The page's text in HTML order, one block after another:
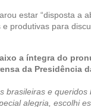
estar “disposta a
e produtivas para
a íntegra do
da Presidência
brasileiras e queridos
alegria, escolhi